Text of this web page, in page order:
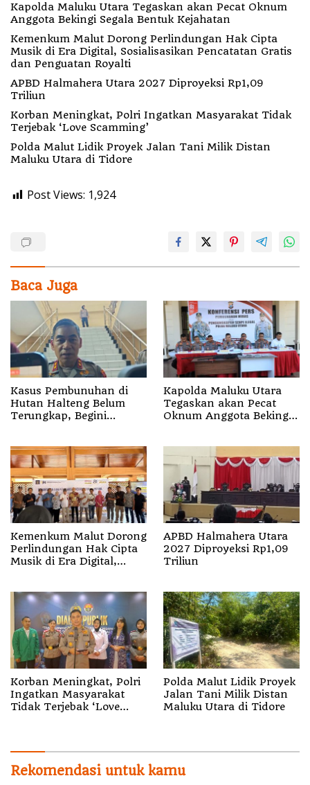
Kapolda Maluku Utara Tegaskan akan Pecat Oknum
Anggota Bekingi Segala Bentuk Kejahatan
Kemenkum Malut Dorong Perlindungan Hak Cipta
Musik di Era Digital, Sosialisasikan Pencatatan Gratis
dan Penguatan Royalti
APBD Halmahera Utara 2027 Diproyeksi Rp1,09
Triliun
Korban Meningkat, Polri Ingatkan Masyarakat Tidak
Terjebak ‘Love Scamming’
Polda Malut Lidik Proyek Jalan Tani Milik Distan
Maluku Utara di Tidore
Post Views: 1,924
Baca Juga
Kasus Pembunuhan di
Hutan Halteng Belum
Terungkap, Begini
Kapolda Maluku Utara
Tegaskan akan Pecat
Oknum Anggota Bekingi
Kemenkum Malut Dorong
Perlindungan Hak Cipta
Musik di Era Digital,
Penguatan Royalti
APBD Halmahera Utara
2027 Diproyeksi Rp1,09
Triliun
Korban Meningkat, Polri
Ingatkan Masyarakat
Tidak Terjebak ‘Love
Polda Malut Lidik Proyek
Jalan Tani Milik Distan
Maluku Utara di Tidore
Rekomendasi untuk kamu